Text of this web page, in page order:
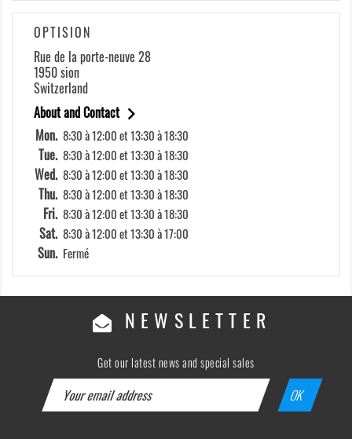
OPTISION
Rue de la porte-neuve 28
1950 sion
Switzerland
About and Contact
Mon. 8:30 à 12:00 et 13:30 à 18:30
Tue. 8:30 à 12:00 et 13:30 à 18:30
Wed. 8:30 à 12:00 et 13:30 à 18:30
Thu. 8:30 à 12:00 et 13:30 à 18:30
Fri. 8:30 à 12:00 et 13:30 à 18:30
Sat. 8:30 à 12:00 et 13:30 à 17:00
Sun. Fermé
NEWSLETTER
Get our latest news and special sales